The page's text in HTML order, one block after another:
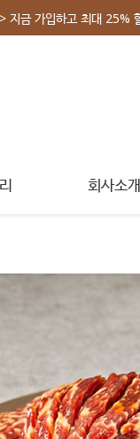
금 가입하고 최대 25%
회사소개